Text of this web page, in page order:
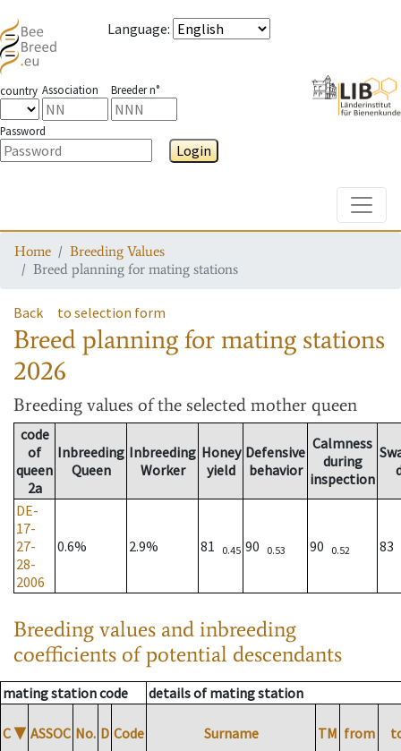
Language:
country Association Breeder n°
Password
Login
Home
Breeding Values
Breed planning for mating stations
Back to selection form
Breed planning for mating stations
2026
Breeding values of the selected mother queen
code
of
queen
2a
Inbreeding
Queen
Inbreeding
Worker
Honey
yield
Defensive
behavior
Calmness
during
inspection
DE-
17-
27-
28-
2006
0.6% 2.9% 81 0.45 90 0.53 90 0.52 83
Breeding values and inbreeding
coefficients of potential descendants
mating station code details of mating station
C ▼ ASSOC No. D Code Surname TM from